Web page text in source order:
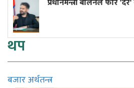
थप
बजार अर्थतन्त्र